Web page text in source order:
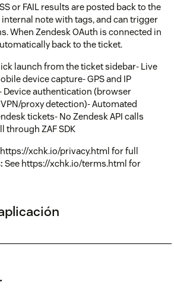
or FAIL results are posted back to the
note with tags, and can trigger
When Zendesk OAuth is connected in
back to the ticket.
launch from the ticket sidebar- Live
device capture- GPS and IP
authentication (browser
proxy detection)- Automated
tickets- No Zendesk API calls
through ZAF SDK
https://xchk.io/privacy.html for full
See https://xchk.io/terms.html for